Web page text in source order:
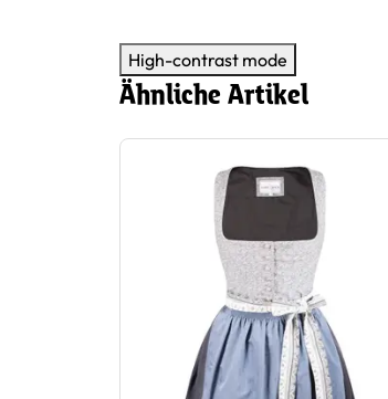
High-contrast mode
Ähnliche Artikel